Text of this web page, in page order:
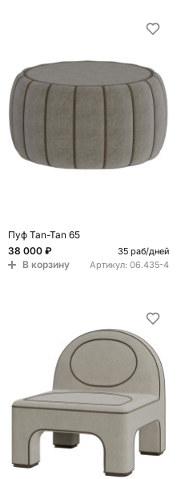
Пуф Tan-Tan 65
38 000 ₽
35 раб/дней
В корзину Артикул: 06.435-4